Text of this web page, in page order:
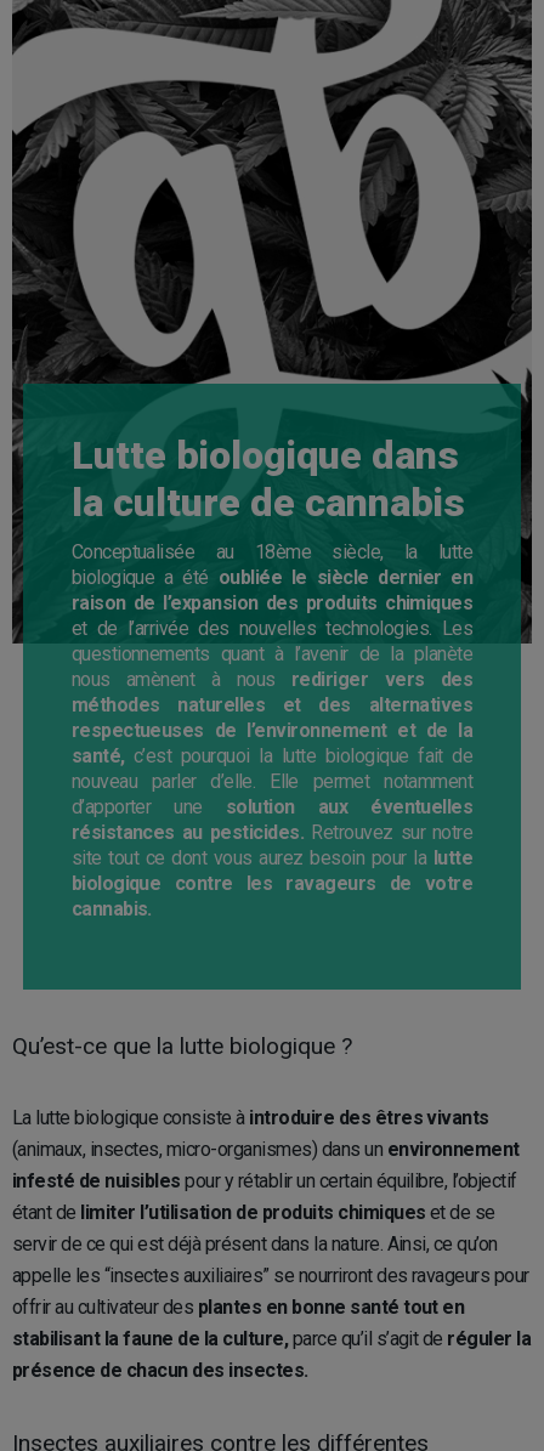
Lutte biologique dans
la culture de cannabis
Conceptualisée au 18ème siècle, la lutte
biologique a été oubliée le siècle dernier en
raison de l’expansion des produits chimiques
et de l’arrivée des nouvelles technologies. Les
questionnements quant à l’avenir de la planète
nous amènent à nous rediriger vers des
méthodes naturelles et des alternatives
respectueuses de l’environnement et de la
santé,c’est pourquoi la lutte biologique fait de
nouveau parler d’elle. Elle permet notamment
d’apporter une solution aux éventuelles
résistances au pesticides. Retrouvez sur notre
site tout ce dont vous aurez besoin pour lalutte
biologique contre les ravageurs de votre
cannabis.
Qu’est-ce que la lutte biologique ?
La lutte biologique consiste àintroduire des êtres vivants
(animaux, insectes, micro-organismes) dans un environnement
infesté de nuisibles pour y rétablir un certain équilibre, l’objectif
étant de limiter l’utilisation de produits chimiques et de se
servir de ce qui est déjà présent dans la nature. Ainsi, ce qu’on
appelle les “insectes auxiliaires” se nourriront des ravageurs pour
offrir au cultivateur des plantes en bonne santé tout en
stabilisant la faune de la culture,parce qu’il s’agit de réguler la
présence de chacun des insectes.
Insectes auxiliaires contre les différentes